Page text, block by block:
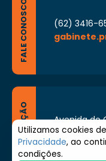
FALE CONOSCO
(62) 3416-
LOCALIZAÇÃO
Avenida do
Goiânia -
Segunda à
Utilizamos cookies
Privacidade, ao
condições.